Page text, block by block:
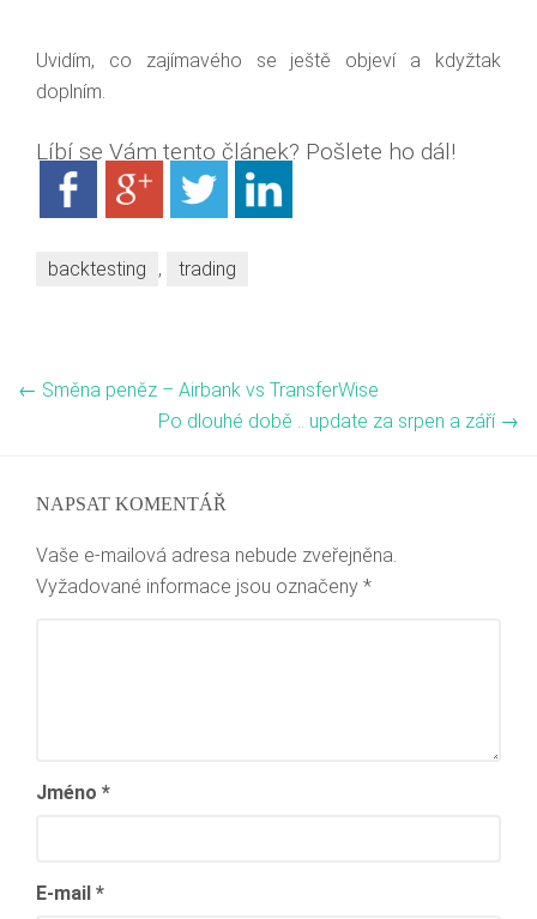
Uvidím, co zajímavého se ještě objeví a kdyžtak
doplním.
Líbí se Vám tento článek? Pošlete ho dál!
backtesting , trading
← Směna peněz – Airbank vs TransferWise
Po dlouhé době .. update za srpen a září →
NAPSAT KOMENTÁŘ
Vaše e-mailová adresa nebude zveřejněna.
Vyžadované informace jsou označeny *
Jméno *
E-mail *